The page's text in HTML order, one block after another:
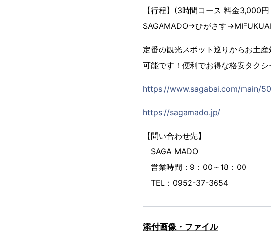
【行程】(3時間コース 料金3,000
SAGAMADO→ひがさす
定番の観光スポット巡りからお土
可能です！便利でお得な格安タクシ
https://www.sagabai.com/main/
https://sagamado.jp/
【問い合わせ先】
SAGA MADO
営業時間：9：00～18：00
TEL：0952-37-3654
添付画像・ファイル